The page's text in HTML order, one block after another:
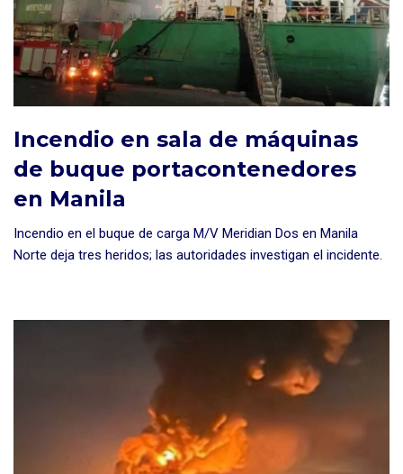
Incendio en sala de máquinas
de buque portacontenedores
en Manila
Incendio en el buque de carga M/V Meridian Dos en Manila
Norte deja tres heridos; las autoridades investigan el incidente.